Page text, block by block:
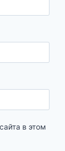
в этом